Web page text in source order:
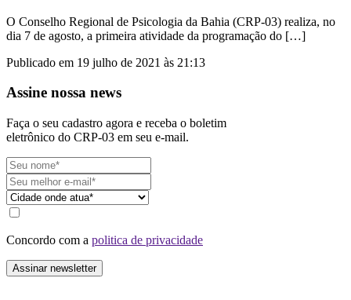
O Conselho Regional de Psicologia da Bahia (CRP-03) realiza, no
dia 7 de agosto, a primeira atividade da programação do […]
Publicado em 19 julho de 2021 às 21:13
Assine nossa news
Faça o seu cadastro agora e receba o boletim
eletrônico do CRP-03 em seu e-mail.
Concordo com a politica de privacidade